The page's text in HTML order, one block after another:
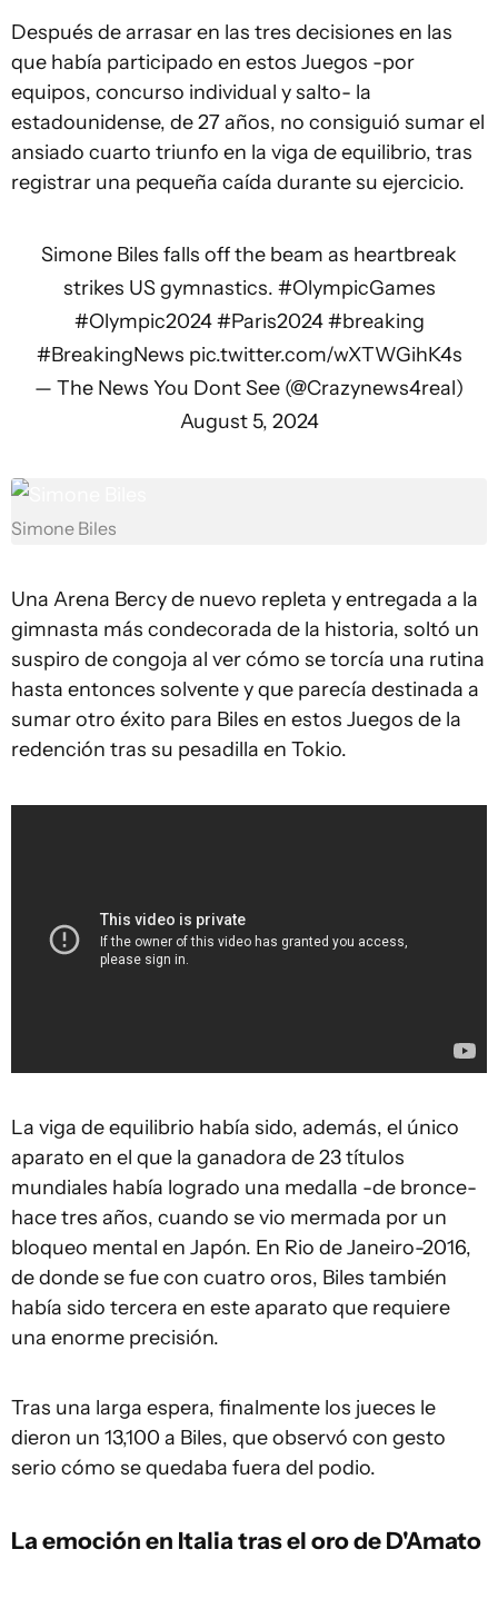
Después de arrasar en las tres decisiones en las
que había participado en estos Juegos -por
equipos, concurso individual y salto- la
estadounidense, de 27 años, no consiguió sumar el
ansiado cuarto triunfo en la viga de equilibrio, tras
registrar una pequeña caída durante su ejercicio.
Simone Biles falls off the beam as heartbreak
strikes US gymnastics. #OlympicGames
#Olympic2024 #Paris2024 #breaking
#BreakingNews pic.twitter.com/wXTWGihK4s
— The News You Dont See (@Crazynews4real)
August 5, 2024
Simone Biles
Una Arena Bercy de nuevo repleta y entregada a la
gimnasta más condecorada de la historia, soltó un
suspiro de congoja al ver cómo se torcía una rutina
hasta entonces solvente y que parecía destinada a
sumar otro éxito para Biles en estos Juegos de la
redención tras su pesadilla en Tokio.
La viga de equilibrio había sido, además, el único
aparato en el que la ganadora de 23 títulos
mundiales había logrado una medalla -de bronce-
hace tres años, cuando se vio mermada por un
bloqueo mental en Japón. En Rio de Janeiro-2016,
de donde se fue con cuatro oros, Biles también
había sido tercera en este aparato que requiere
una enorme precisión.
Tras una larga espera, finalmente los jueces le
dieron un 13,100 a Biles, que observó con gesto
serio cómo se quedaba fuera del podio.
La emoción en Italia tras el oro de D'Amato